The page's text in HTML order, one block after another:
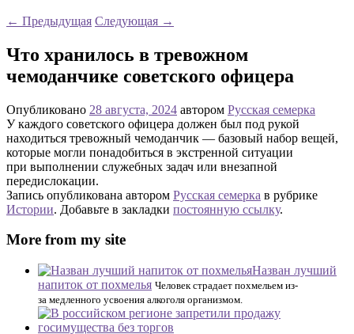
← Предыдущая Следующая →
Что хранилось в тревожном
чемоданчике советского офицера
Опубликовано 28 августа, 2024 автором Русская семерка
У каждого советского офицера должен был под рукой
находиться тревожный чемоданчик — базовый набор вещей,
которые могли понадобиться в экстренной ситуации
при выполнении служебных задач или внезапной
передислокации.
Запись опубликована автором Русская семерка в рубрике
Истории. Добавьте в закладки постоянную ссылку.
More from my site
Назван лучший
напиток от похмелья Человек страдает похмельем из-
за медленного усвоения алкоголя организмом.